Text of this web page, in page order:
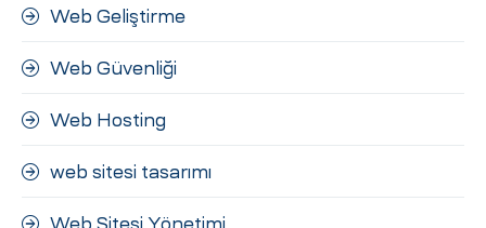
Web Geliştirme
Web Güvenliği
Web Hosting
web sitesi tasarımı
Web Sitesi Yönetimi